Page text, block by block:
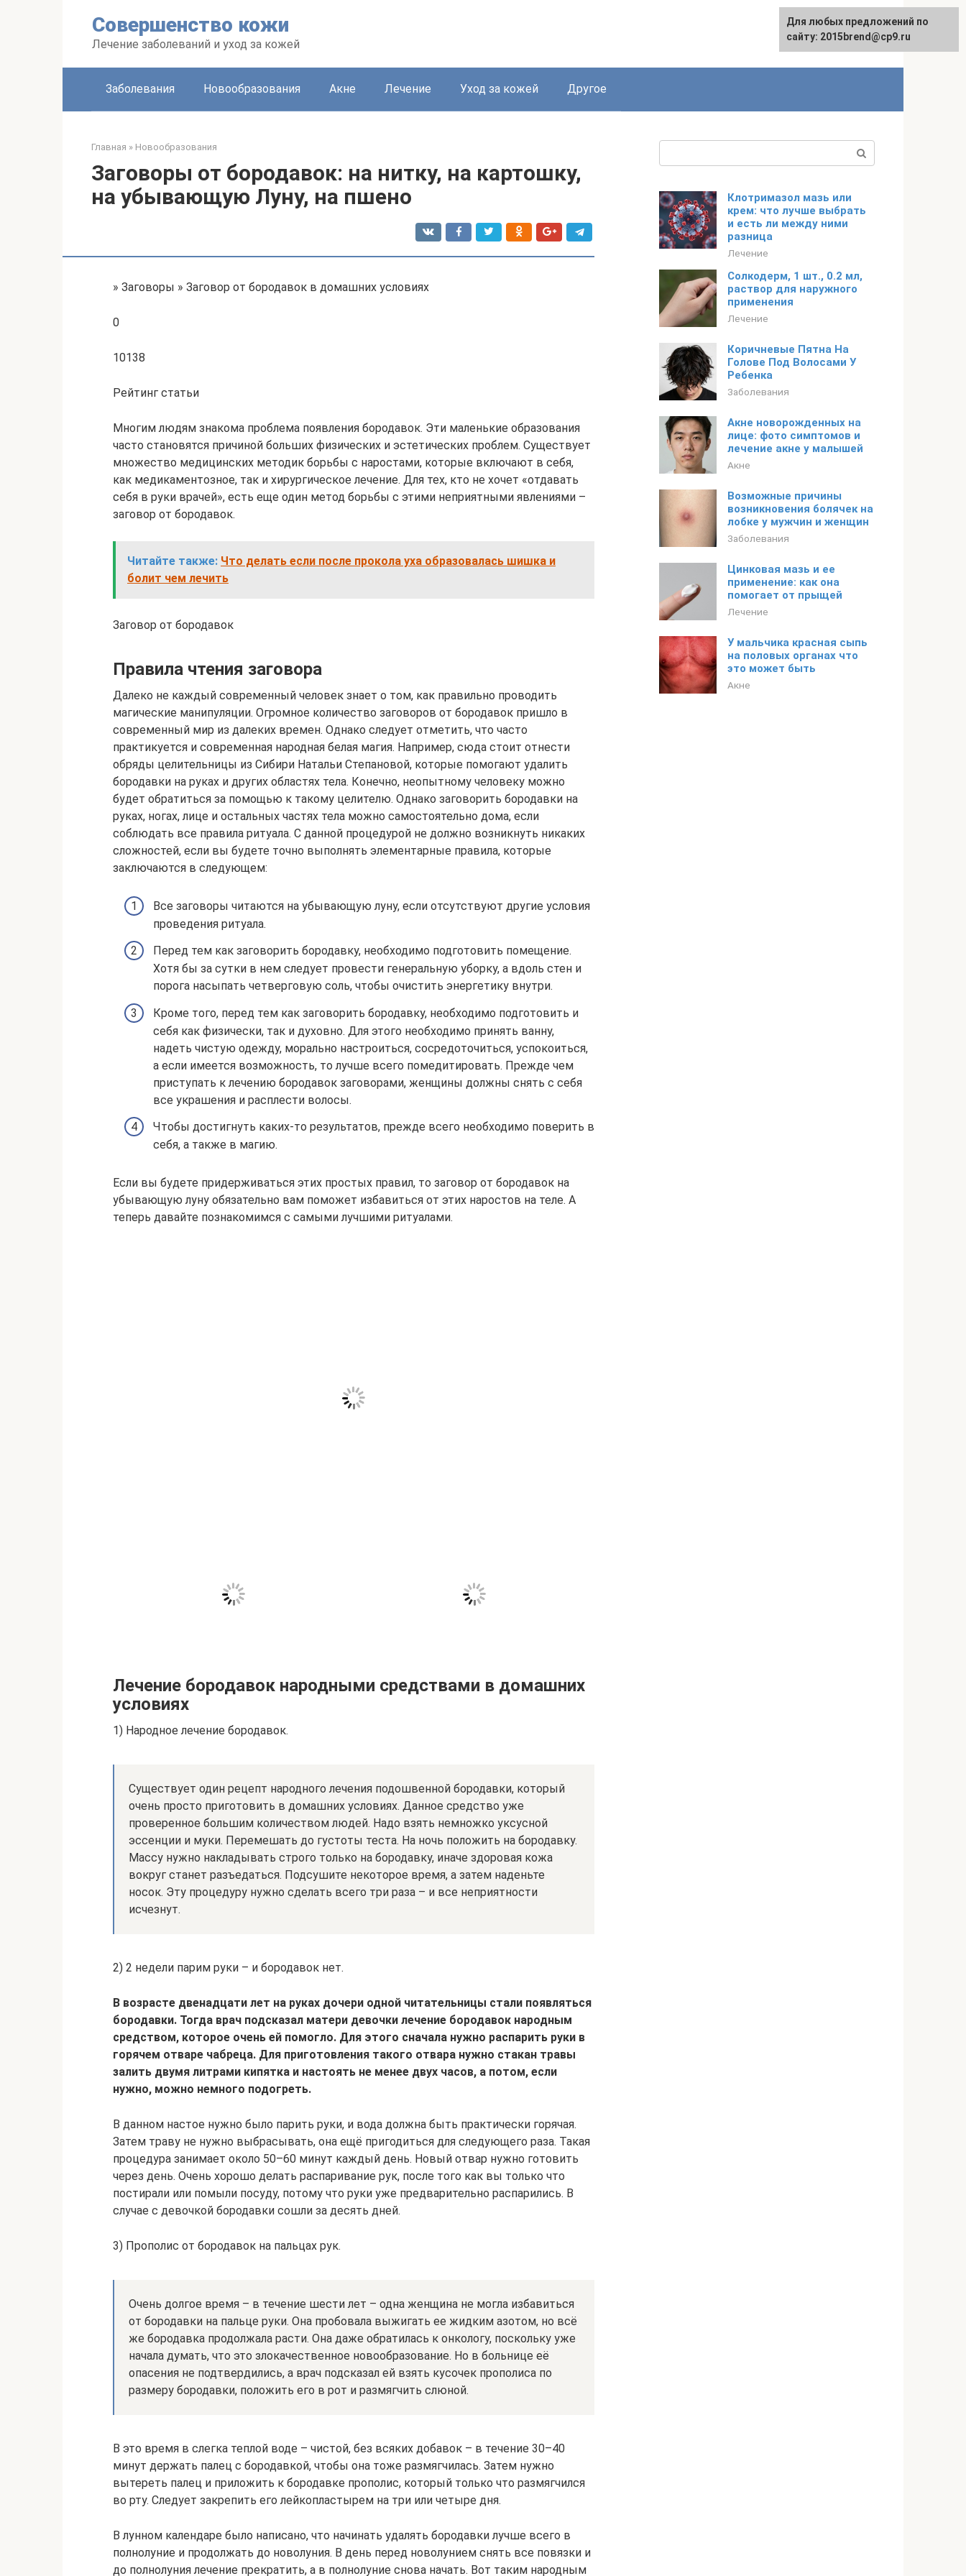
Совершенство кожи
Лечение заболеваний и уход за кожей
Заболевания Новообразования Акне Лечение Уход за кожей Другое
Главная » Новообразования
Заговоры от бородавок: на нитку, на картошку,
на убывающую Луну, на пшено
» Заговоры » Заговор от бородавок в домашних условиях
0
10138
Рейтинг статьи
Многим людям знакома проблема появления бородавок. Эти маленькие образования
часто становятся причиной больших физических и эстетических проблем. Существует
множество медицинских методик борьбы с наростами, которые включают в себя,
как медикаментозное, так и хирургическое лечение. Для тех, кто не хочет «отдавать
себя в руки врачей», есть еще один метод борьбы с этими неприятными явлениями –
заговор от бородавок.
Читайте также: Что делать если после прокола уха образовалась шишка и
болит чем лечить
Заговор от бородавок
Правила чтения заговора
Далеко не каждый современный человек знает о том, как правильно проводить
магические манипуляции. Огромное количество заговоров от бородавок пришло в
современный мир из далеких времен. Однако следует отметить, что часто
практикуется и современная народная белая магия. Например, сюда стоит отнести
обряды целительницы из Сибири Натальи Степановой, которые помогают удалить
бородавки на руках и других областях тела. Конечно, неопытному человеку можно
будет обратиться за помощью к такому целителю. Однако заговорить бородавки на
руках, ногах, лице и остальных частях тела можно самостоятельно дома, если
соблюдать все правила ритуала. С данной процедурой не должно возникнуть никаких
сложностей, если вы будете точно выполнять элементарные правила, которые
заключаются в следующем:
Все заговоры читаются на убывающую луну, если отсутствуют другие условия
проведения ритуала.
Перед тем как заговорить бородавку, необходимо подготовить помещение.
Хотя бы за сутки в нем следует провести генеральную уборку, а вдоль стен и
порога насыпать четверговую соль, чтобы очистить энергетику внутри.
Кроме того, перед тем как заговорить бородавку, необходимо подготовить и
себя как физически, так и духовно. Для этого необходимо принять ванну,
надеть чистую одежду, морально настроиться, сосредоточиться, успокоиться,
а если имеется возможность, то лучше всего помедитировать. Прежде чем
приступать к лечению бородавок заговорами, женщины должны снять с себя
все украшения и расплести волосы.
Чтобы достигнуть каких-то результатов, прежде всего необходимо поверить в
себя, а также в магию.
Если вы будете придерживаться этих простых правил, то заговор от бородавок на
убывающую луну обязательно вам поможет избавиться от этих наростов на теле. А
теперь давайте познакомимся с самыми лучшими ритуалами.
Лечение бородавок народными средствами в домашних
условиях
1) Народное лечение бородавок.
Существует один рецепт народного лечения подошвенной бородавки, который
очень просто приготовить в домашних условиях. Данное средство уже
проверенное большим количеством людей. Надо взять немножко уксусной
эссенции и муки. Перемешать до густоты теста. На ночь положить на бородавку.
Массу нужно накладывать строго только на бородавку, иначе здоровая кожа
вокруг станет разъедаться. Подсушите некоторое время, а затем наденьте
носок. Эту процедуру нужно сделать всего три раза – и все неприятности
исчезнут.
2) 2 недели парим руки – и бородавок нет.
В возрасте двенадцати лет на руках дочери одной читательницы стали появляться
бородавки. Тогда врач подсказал матери девочки лечение бородавок народным
средством, которое очень ей помогло. Для этого сначала нужно распарить руки в
горячем отваре чабреца. Для приготовления такого отвара нужно стакан травы
залить двумя литрами кипятка и настоять не менее двух часов, а потом, если
нужно, можно немного подогреть.
В данном настое нужно было парить руки, и вода должна быть практически горячая.
Затем траву не нужно выбрасывать, она ещё пригодиться для следующего раза. Такая
процедура занимает около 50–60 минут каждый день. Новый отвар нужно готовить
через день. Очень хорошо делать распаривание рук, после того как вы только что
постирали или помыли посуду, потому что руки уже предварительно распарились. В
случае с девочкой бородавки сошли за десять дней.
3) Прополис от бородавок на пальцах рук.
Очень долгое время – в течение шести лет – одна женщина не могла избавиться
от бородавки на пальце руки. Она пробовала выжигать ее жидким азотом, но всё
же бородавка продолжала расти. Она даже обратилась к онкологу, поскольку уже
начала думать, что это злокачественное новообразование. Но в больнице её
опасения не подтвердились, а врач подсказал ей взять кусочек прополиса по
размеру бородавки, положить его в рот и размягчить слюной.
В это время в слегка теплой воде – чистой, без всяких добавок – в течение 30–40
минут держать палец с бородавкой, чтобы она тоже размягчилась. Затем нужно
вытереть палец и приложить к бородавке прополис, который только что размягчился
во рту. Следует закрепить его лейкопластырем на три или четыре дня.
В лунном календаре было написано, что начинать удалять бородавки лучше всего в
полнолуние и продолжать до новолуния. В день перед новолунием снять все повязки и
до полнолуния лечение прекратить, а в полнолуние снова начать. Вот таким народным
Клотримазол мазь или
крем: что лучше выбрать
и есть ли между ними
разница
Лечение
Солкодерм, 1 шт., 0.2 мл,
раствор для наружного
применения
Лечение
Коричневые Пятна На
Голове Под Волосами У
Ребенка
Заболевания
Акне новорожденных на
лице: фото симптомов и
лечение акне у малышей
Акне
Возможные причины
возникновения болячек на
лобке у мужчин и женщин
Заболевания
Цинковая мазь и ее
применение: как она
помогает от прыщей
Лечение
У мальчика красная сыпь
на половых органах что
это может быть
Акне
Для любых предложений по
сайту: 2015brend@cp9.ru